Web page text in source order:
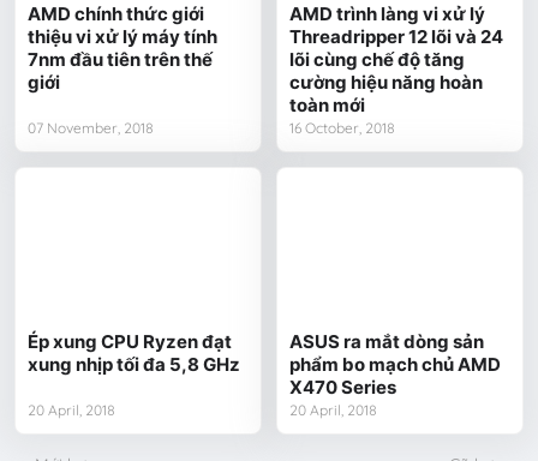
AMD chính thức giới
thiệu vi xử lý máy tính
7nm đầu tiên trên thế
giới
07 November, 2018
AMD trình làng vi xử lý
Threadripper 12 lõi và 24
lõi cùng chế độ tăng
cường hiệu năng hoàn
toàn mới
16 October, 2018
Ép xung CPU Ryzen đạt
xung nhịp tối đa 5,8 GHz
20 April, 2018
ASUS ra mắt dòng sản
phẩm bo mạch chủ AMD
X470 Series
20 April, 2018